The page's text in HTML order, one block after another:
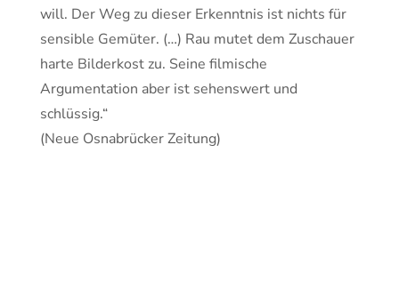
will. Der Weg zu dieser Erkenntnis ist nichts für
sensible Gemüter. (…) Rau mutet dem Zuschauer
harte Bilderkost zu. Seine filmische
Argumentation aber ist sehenswert und
schlüssig.“
(Neue Osnabrücker Zeitung)